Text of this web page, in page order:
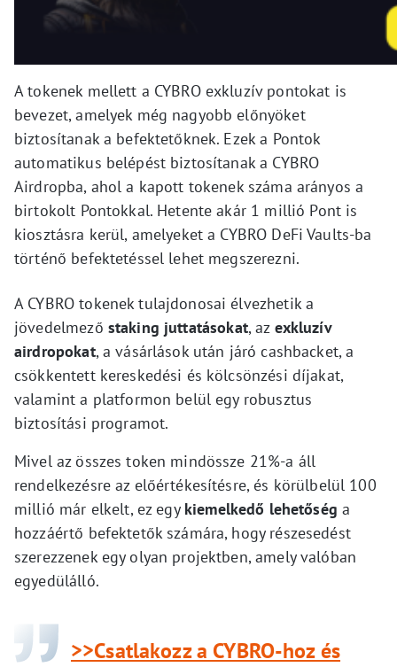
A tokenek mellett a CYBRO exkluzív pontokat is
bevezet, amelyek még nagyobb előnyöket
biztosítanak a befektetőknek. Ezek a Pontok
automatikus belépést biztosítanak a CYBRO
Airdropba, ahol a kapott tokenek száma arányos a
birtokolt Pontokkal. Hetente akár 1 millió Pont is
kiosztásra kerül, amelyeket a CYBRO DeFi Vaults-ba
történő befektetéssel lehet megszerezni.
A CYBRO tokenek tulajdonosai élvezhetik a
jövedelmező staking juttatásokat, az exkluzív
airdropokat, a vásárlások után járó cashbacket, a
csökkentett kereskedési és kölcsönzési díjakat,
valamint a platformon belül egy robusztus
biztosítási programot.
Mivel az összes token mindössze 21%-a áll
rendelkezésre az előértékesítésre, és körülbelül 100
millió már elkelt, ez egy kiemelkedő lehetőség a
hozzáértő befektetők számára, hogy részesedést
szerezzenek egy olyan projektben, amely valóban
egyedülálló.
>>Csatlakozz a CYBRO-hoz és